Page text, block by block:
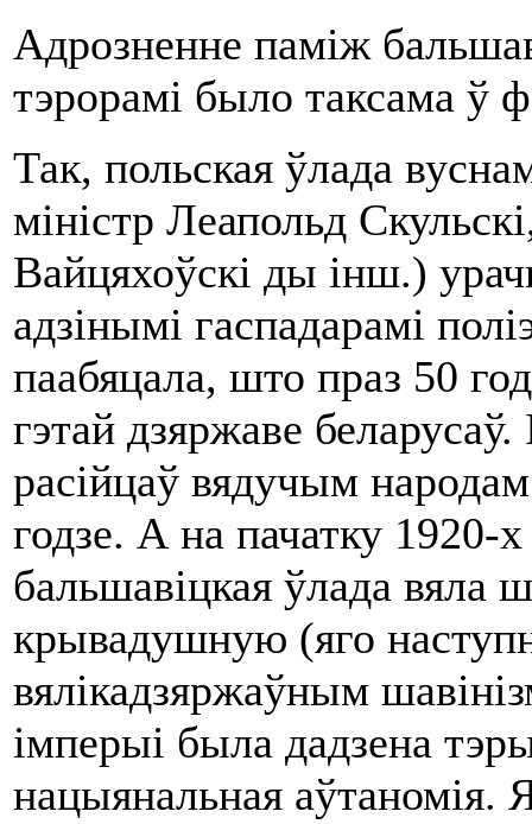
Адрозненне паміж
тэрорамі было таксама ў
Так, польская ўлада
міністр Леапольд
Вайцяхоўскі ды інш.)
адзінымі гаспадарамі
паабяцала, што праз 50
гэтай дзяржаве
расійцаў вядучым
годзе. А на пачатку 1920-
бальшавіцкая ўлада вяла
крывадушную (яго
вялікадзяржаўным
імперыі была дадзена
нацыянальная аўтаномія.